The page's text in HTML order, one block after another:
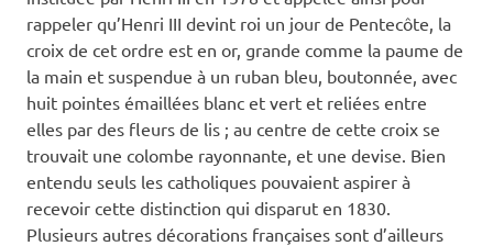
rappeler qu’Henri III devint roi un jour de Pentecôte, la
croix de cet ordre est en or, grande comme la paume de
la main et suspendue à un ruban bleu, boutonnée, avec
huit pointes émaillées blanc et vert et reliées entre
elles par des fleurs de lis ; au centre de cette croix se
trouvait une colombe rayonnante, et une devise. Bien
entendu seuls les catholiques pouvaient aspirer à
recevoir cette distinction qui disparut en 1830.
Plusieurs autres décorations françaises sont d’ailleurs